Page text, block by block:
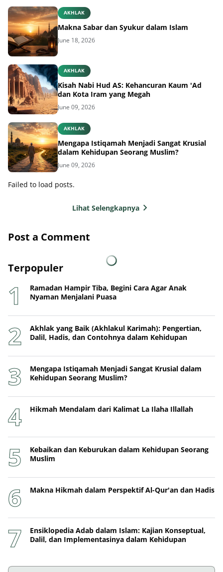
AKHLAK
Makna Sabar dan Syukur dalam Islam
June 18, 2026
AKHLAK
Kisah Nabi Hud AS: Kehancuran Kaum 'Ad
dan Kota Iram yang Megah
June 09, 2026
AKHLAK
Mengapa Istiqamah Menjadi Sangat Krusial
dalam Kehidupan Seorang Muslim?
June 09, 2026
Failed to load posts.
Lihat Selengkapnya
Post a Comment
Terpopuler
Ramadan Hampir Tiba, Begini Cara Agar Anak
Nyaman Menjalani Puasa
Akhlak yang Baik (Akhlakul Karimah): Pengertian,
Dalil, Hadis, dan Contohnya dalam Kehidupan
Mengapa Istiqamah Menjadi Sangat Krusial dalam
Kehidupan Seorang Muslim?
Hikmah Mendalam dari Kalimat La Ilaha Illallah
Kebaikan dan Keburukan dalam Kehidupan Seorang
Muslim
Makna Hikmah dalam Perspektif Al-Qur'an dan Hadis
Ensiklopedia Adab dalam Islam: Kajian Konseptual,
Dalil, dan Implementasinya dalam Kehidupan